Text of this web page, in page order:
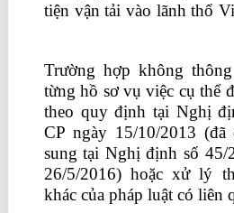
tiện vận tải vào lãnh thổ
Trường hợp không
từng hồ sơ vụ việc cụ thể
theo quy định tại Nghị
CP ngày 15/10/2013
sung tại Nghị định số 45/
26/5/2016) hoặc xử lý
khác của pháp luật có liên